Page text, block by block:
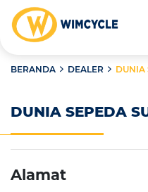
BERANDA DEALER DUNIA
DUNIA SEPEDA
Alamat